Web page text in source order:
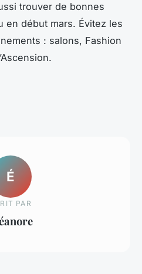
trouver de bonnes
en début mars. Évitez les
: salons, Fashion
É
PAR